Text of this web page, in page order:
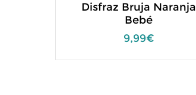
Disfraz Bruja Naranja
Bebé
9,99€